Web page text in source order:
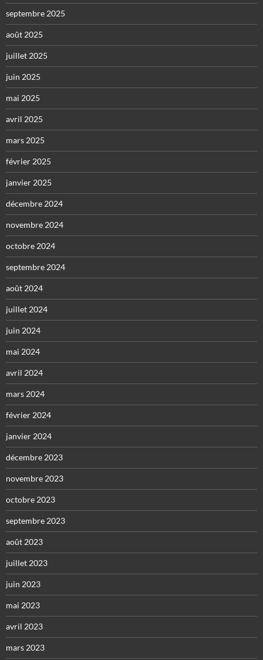
septembre 2025
août 2025
juillet 2025
juin 2025
mai 2025
avril 2025
mars 2025
février 2025
janvier 2025
décembre 2024
novembre 2024
octobre 2024
septembre 2024
août 2024
juillet 2024
juin 2024
mai 2024
avril 2024
mars 2024
février 2024
janvier 2024
décembre 2023
novembre 2023
octobre 2023
septembre 2023
août 2023
juillet 2023
juin 2023
mai 2023
avril 2023
mars 2023